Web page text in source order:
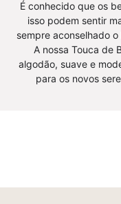
É conhecido que os
isso podem sentir
sempre aconselhado
A nossa Touca de
algodão, suave e
para os novos